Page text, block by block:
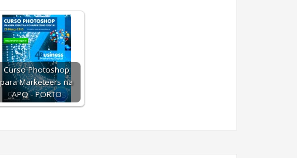
Curso Photoshop
para Marketeers na
APQ - PORTO